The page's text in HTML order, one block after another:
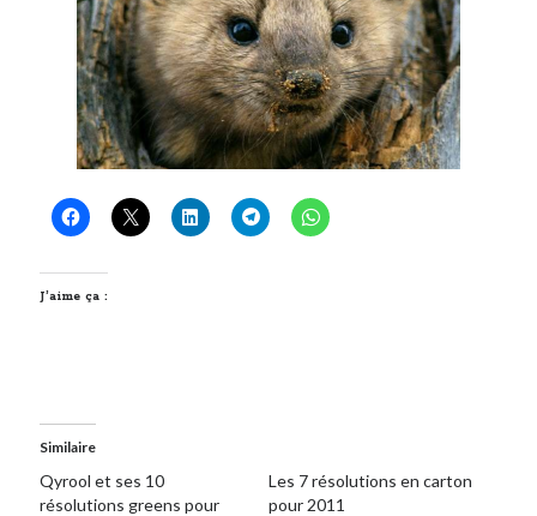
J’aime ça :
Similaire
Qyrool et ses 10
résolutions greens pour
Les 7 résolutions en carton
pour 2011